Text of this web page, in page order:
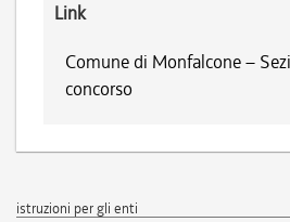
Link
Comune di Monfalcone –
concorso
istruzioni per gli enti